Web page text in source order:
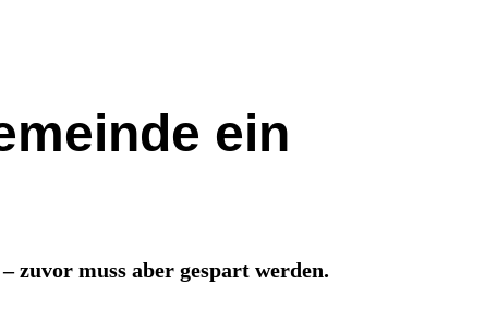
ein
zuvor muss aber gespart werden.